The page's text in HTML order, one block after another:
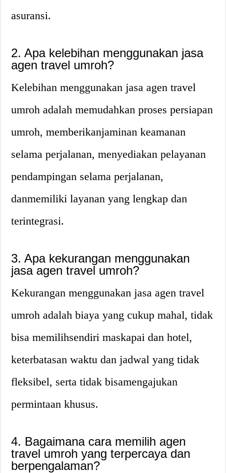
asuransi.
2. Apa kelebihan menggunakan jasa
agen travel umroh?
Kelebihan menggunakan jasa agen travel
umroh adalah memudahkan proses persiapan
umroh, memberikanjaminan keamanan
selama perjalanan, menyediakan pelayanan
pendampingan selama perjalanan,
danmemiliki layanan yang lengkap dan
terintegrasi.
3. Apa kekurangan menggunakan
jasa agen travel umroh?
Kekurangan menggunakan jasa agen travel
umroh adalah biaya yang cukup mahal, tidak
bisa memilihsendiri maskapai dan hotel,
keterbatasan waktu dan jadwal yang tidak
fleksibel, serta tidak bisamengajukan
permintaan khusus.
4. Bagaimana cara memilih agen
travel umroh yang terpercaya dan
berpengalaman?